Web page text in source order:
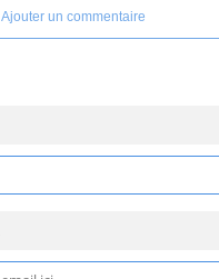
Ajouter un commentaire